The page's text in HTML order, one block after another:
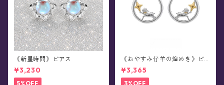
《新星時間》ピアス
¥3,230
5%OFF
《おやすみ仔羊の煌めき》ピ
アス
¥3,365
3%OFF